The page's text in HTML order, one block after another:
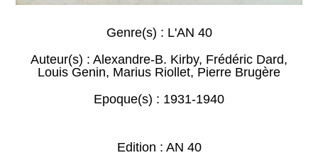
Genre(s) : L'AN 40
Auteur(s) : Alexandre-B. Kirby, Frédéric Dard,
Louis Genin, Marius Riollet, Pierre Brugère
Epoque(s) : 1931-1940
Edition : AN 40